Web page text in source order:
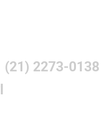
(21) 2273-0138